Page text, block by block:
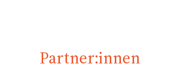
Partner:innen